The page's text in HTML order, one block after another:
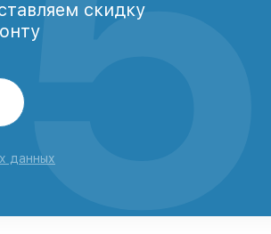
скидку
данных